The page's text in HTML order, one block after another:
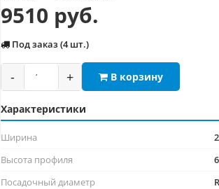
9510 руб.
Под заказ (4 шт.)
- + В корзину
Характеристики
Ширина
Высота профиля
Посадочный диаметр